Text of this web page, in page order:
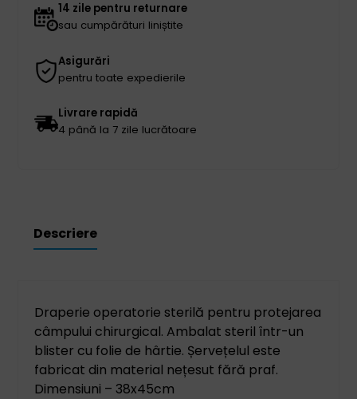
14 zile pentru returnare
sau cumpărături liniștite
Asigurări
pentru toate expedierile
Livrare rapidă
4 până la 7 zile lucrătoare
Descriere
Draperie operatorie sterilă pentru protejarea
câmpului chirurgical. Ambalat steril într-un
blister cu folie de hârtie. Șervețelul este
fabricat din material nețesut fără praf.
Dimensiuni – 38x45cm